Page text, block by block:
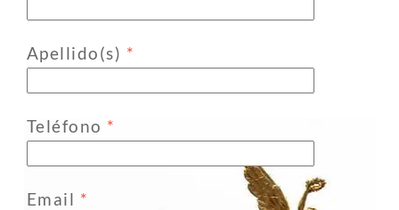
Apellido(s) *
Teléfono *
Email *